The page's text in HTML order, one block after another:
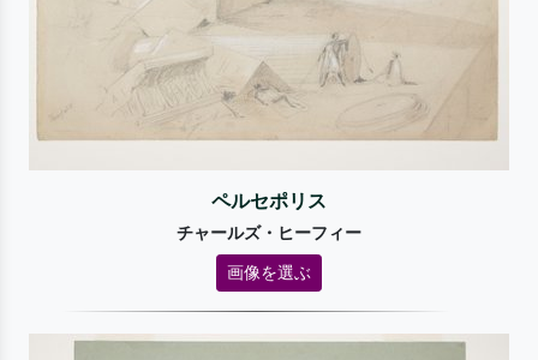
ペルセポリス
チャールズ・ヒーフィー
画像を選ぶ